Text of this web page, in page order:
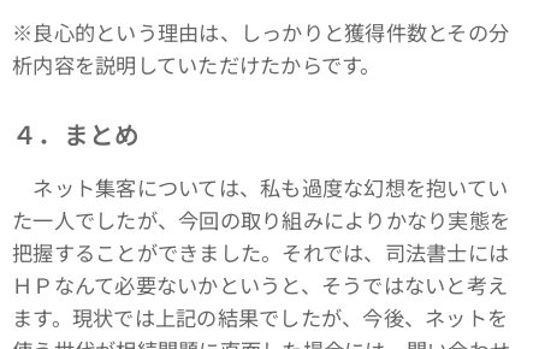
※良心的という理由は、しっかりと獲得件数とその分
析内容を説明していただけたからです。
４．まとめ
ネット集客については、私も過度な幻想を抱いてい
た一人でしたが、今回の取り組みによりかなり実態を
把握することができました。それでは、司法書士には
ＨＰなんて必要ないかというと、そうではないと考え
ます。現状では上記の結果でしたが、今後、ネットを